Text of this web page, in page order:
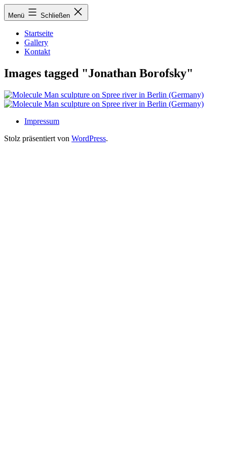
Zum
Inhalt
Menü Schließen
Startseite
Gallery
Kontakt
Images tagged "Jonathan Borofsky"
Impressum
Stolz präsentiert von WordPress.